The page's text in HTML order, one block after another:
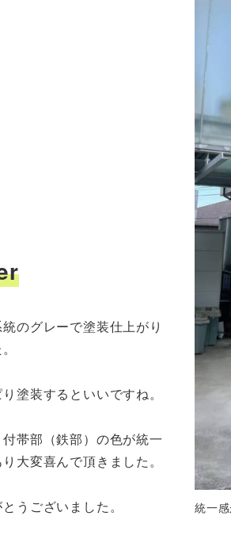
のグレーで塗装仕上がり
塗装するといいですね。
帯部（鉄部）の色が統一
大変喜んで頂きました。
うございました。 統一